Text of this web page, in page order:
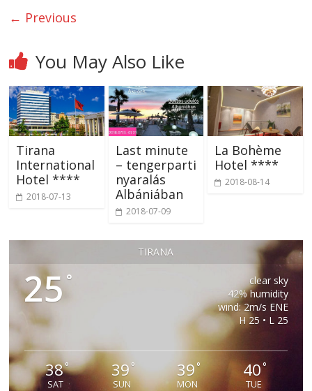
← Previous
You May Also Like
Tirana
International
Hotel ****
2018-07-13
Last minute
– tengerparti
nyaralás
Albániában
2018-07-09
La Bohème
Hotel ****
2018-08-14
TIRANA
25°
clear sky
42% humidity
wind: 2m/s ENE
H 25 • L 25
38°
SAT
39°
SUN
39 °
MON
40°
TUE